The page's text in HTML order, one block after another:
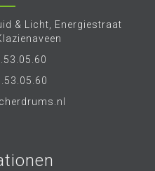
& Licht, Energiestraat